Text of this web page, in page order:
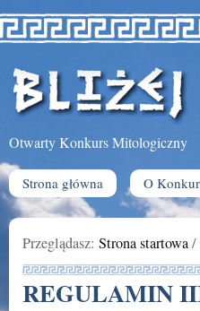
Otwarty Konkurs Mitologiczny
Strona główna O
Przeglądasz: Strona startowa/
REGULAMIN